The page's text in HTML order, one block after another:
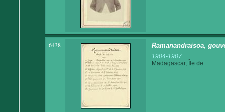
6438 Ramanandraisoa,
1904-1907
Madagascar, Île de